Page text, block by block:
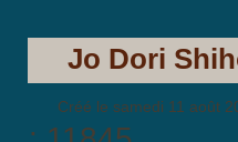
Jo Dori
Créé le samedi 11 août